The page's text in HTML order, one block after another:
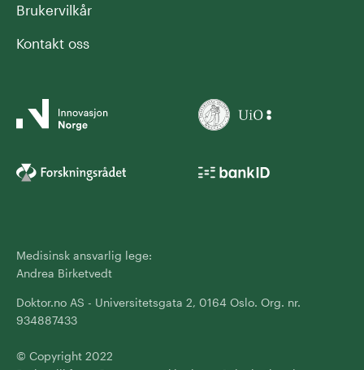
Brukervilkår
Kontakt oss
Medisinsk ansvarlig lege:
Andrea Birketvedt
Doktor.no AS - Universitetsgata 2, 0164 Oslo. Org. nr.
934887433
© Copyright 2022